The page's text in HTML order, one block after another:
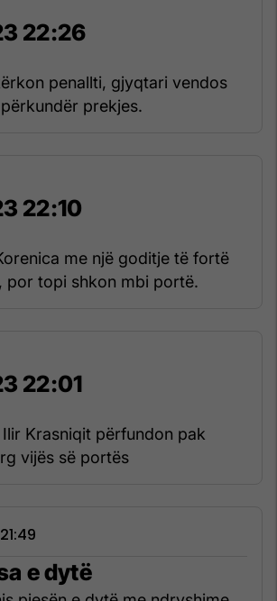
22:26
penallti, gjyqtari vendos
prekjes.
22:10
me një goditje të fortë
por topi shkon mbi portë.
22:01
Krasniqit përfundon pak
vijës së portës
e dytë